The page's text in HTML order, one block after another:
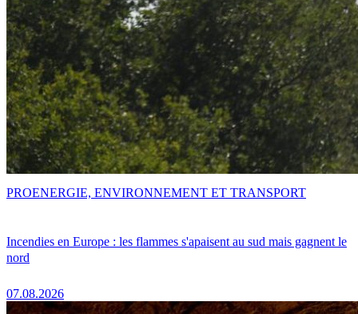
Incendies en Europe : les flammes s'apaisent au sud mais gagnent le
nord
07.08.2026
PROENERGIE, ENVIRONNEMENT ET TRANSPORT